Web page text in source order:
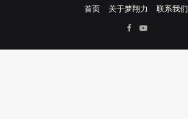
首页
关于梦翔力
联系我们
Facebook
YouTube